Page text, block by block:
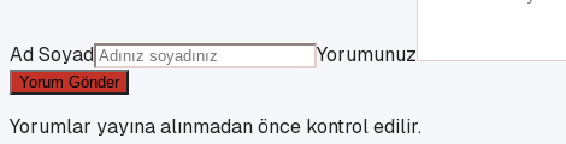
Ad Soyad Yorumunuz
Yorum Gönder
Yorumlar yayına alınmadan önce kontrol edilir.